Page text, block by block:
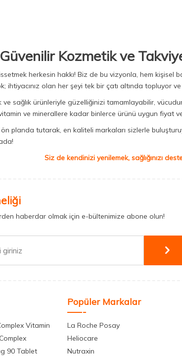
Kozmetik ve
herkesin hakkı! Biz de bu vizyonla, hem
ihtiyacınız olan her şeyi tek bir çatı altında topluyor
sağlık ürünleriyle güzelliğinizi tamamlayabilir,
ve minerallere kadar binlerce ürünü uygun fiyat
planda tutarak, en kaliteli markaları sizlerle
Siz de kendinizi yenilemek, sağlığınızı
haberdar olmak için e-bültenimize abone olun!
Vitamin
90 Tablet
Popüler Markalar
La Roche Posay
Heliocare
Nutraxin